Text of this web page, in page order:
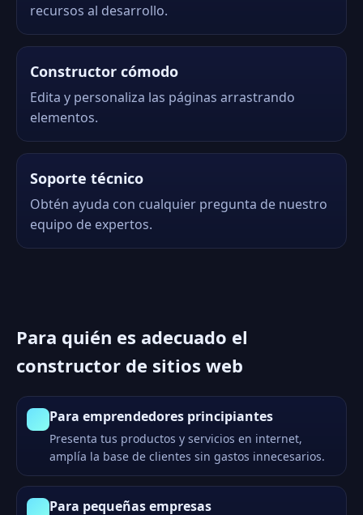
recursos al desarrollo.
Constructor cómodo
Edita y personaliza las páginas arrastrando
elementos.
Soporte técnico
Obtén ayuda con cualquier pregunta de nuestro
equipo de expertos.
Para quién es adecuado el
constructor de sitios web
Para emprendedores principiantes
Presenta tus productos y servicios en internet,
amplía la base de clientes sin gastos innecesarios.
Para pequeñas empresas